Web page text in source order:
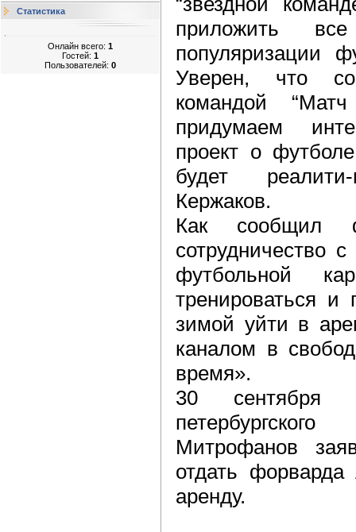
Статистика
Онлайн всего: 1
Гостей: 1
Пользователей: 0
приложить
популяризации
Уверен, что
командой
придумаем
проект о
будет
Кержаков.
Как сообщил
сотрудничество
футбольной
тренироваться и
зимой уйти в
каналом в
время».
30 сентября
Митрофанов
отдать
аренду.